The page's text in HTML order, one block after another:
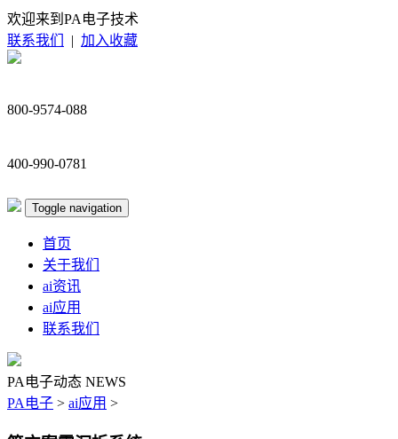
欢迎来到PA电子技术
联系我们
| 加入收藏
800-9574-088
400-990-0781
Toggle navigation
首页
关于我们
ai资讯
ai应用
联系我们
PA电子动态 NEWS
PA电子 > ai应用 >